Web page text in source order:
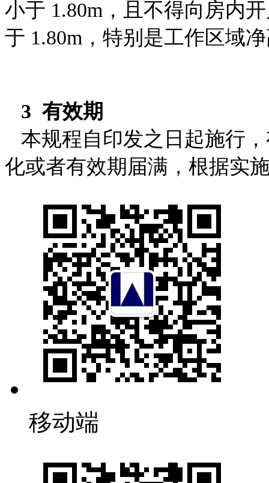
小于 1.80m，且不得向 房内
于 1.80m，特别是工作区域
3 有效期
本规程自印发之日起施行
化或者有效期届满，根据实
移动端